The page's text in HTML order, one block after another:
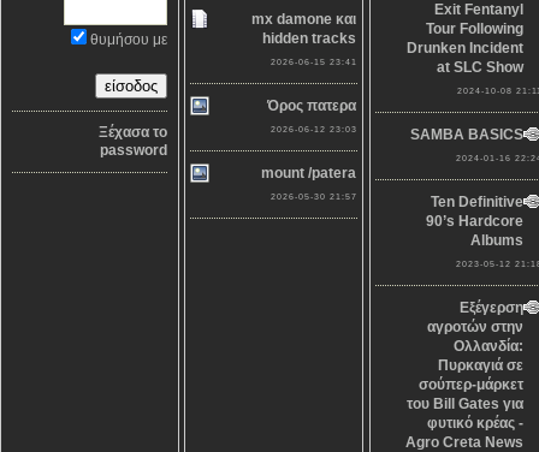
θυμήσου με
Ξέχασα το
password
mx damone και
hidden tracks
2026-06-15 23:41
Όρος πατερα
2026-06-12 23:03
mount /patera
2026-05-30 21:57
Exit Fentanyl
Tour Following
Drunken Incident
at SLC Show
2024-10-08
SAMBA BASICS
2024-01-16
Ten Definitive
90’s Hardcore
Albums
2023-05-12
Εξέγερση
αγροτών στην
Ολλανδία:
Πυρκαγιά σε
σούπερ-μάρκετ
του Bill Gates για
φυτικό κρέας -
Agro Creta News